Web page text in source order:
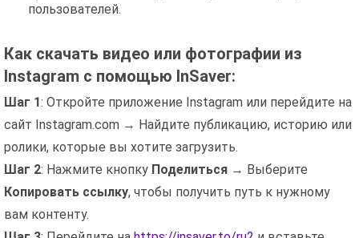
пользователей.
Как скачать видео или фотографии из
Instagram с помощью InSaver:
Шаг 1: Откройте приложение Instagram или перейдите на
сайт Instagram.com → Найдите публикацию, историю или
ролики, которые вы хотите загрузить.
Шаг 2: Нажмите кнопку Поделиться → Выберите
Копировать ссылку, чтобы получить путь к нужному
вам контенту.